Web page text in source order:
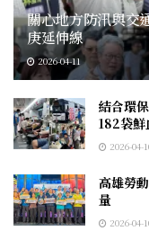
關心地方防汛與
庚延伸線
2026-04-11
結合環
182袋鮮
2026-04-
高雄勞
量
2026-04-